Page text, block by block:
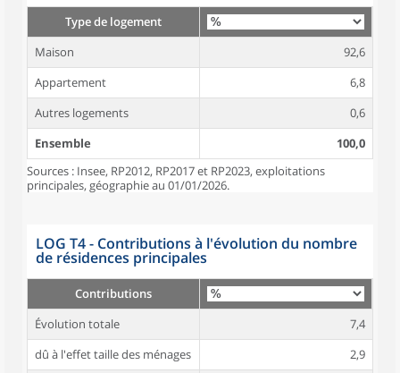
Type de logement
Maison
92,6
Appartement
6,8
Autres logements
0,6
Ensemble
100,0
Sources : Insee, RP2012, RP2017 et RP2023, exploitations
principales, géographie au 01/01/2026.
LOG T4 - Contributions à l'évolution du nombre
de résidences principales
Contributions
Évolution totale
7,4
dû à l'effet taille des ménages
2,9